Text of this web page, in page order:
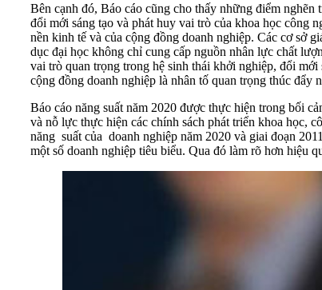
Bên cạnh đó, Báo cáo cũng cho thấy những điểm
đổi mới sáng tạo và phát huy vai trò của khoa học công
nền kinh tế và của cộng đồng doanh nghiệp. Các cơ sở
dục đại học không chỉ cung cấp nguồn nhân lực chất
vai trò quan trọng trong hệ sinh thái khởi nghiệp, đổi
cộng đồng doanh nghiệp là nhân tố quan trọng thúc đẩy
Báo cáo năng suất năm 2020 được thực hiện trong bối
và nỗ lực thực hiện các chính sách phát triển khoa học,
năng suất của doanh nghiệp năm 2020 và giai đoạn
một số doanh nghiệp tiêu biểu. Qua đó làm rõ hơn hiệu